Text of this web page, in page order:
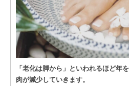
「老化は脚から」といわれるほど年
肉が減少していきます。